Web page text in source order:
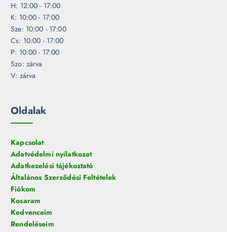
H: 12:00 - 17:00
K: 10:00 - 17:00
Sze: 10:00 - 17:00
Cs: 10:00 - 17:00
P: 10:00 - 17:00
Szo: zárva
V: zárva
Oldalak
Kapcsolat
Adatvédelmi nyilatkozat
Adatkezelési tájékoztató
Általános Szerződési Feltételek
Fiókom
Kosaram
Kedvenceim
Rendeléseim